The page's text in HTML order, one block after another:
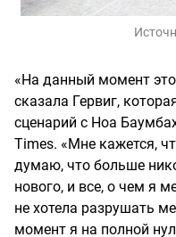
«На данный момент
сказала Гервиг,
сценарий с Ноа
Times. «Мне кажется,
думаю, что больше
нового, и все, о чем я
не хотела разрушать
момент я на полной